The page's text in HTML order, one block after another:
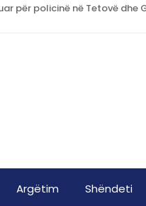
Argëtim Shëndeti